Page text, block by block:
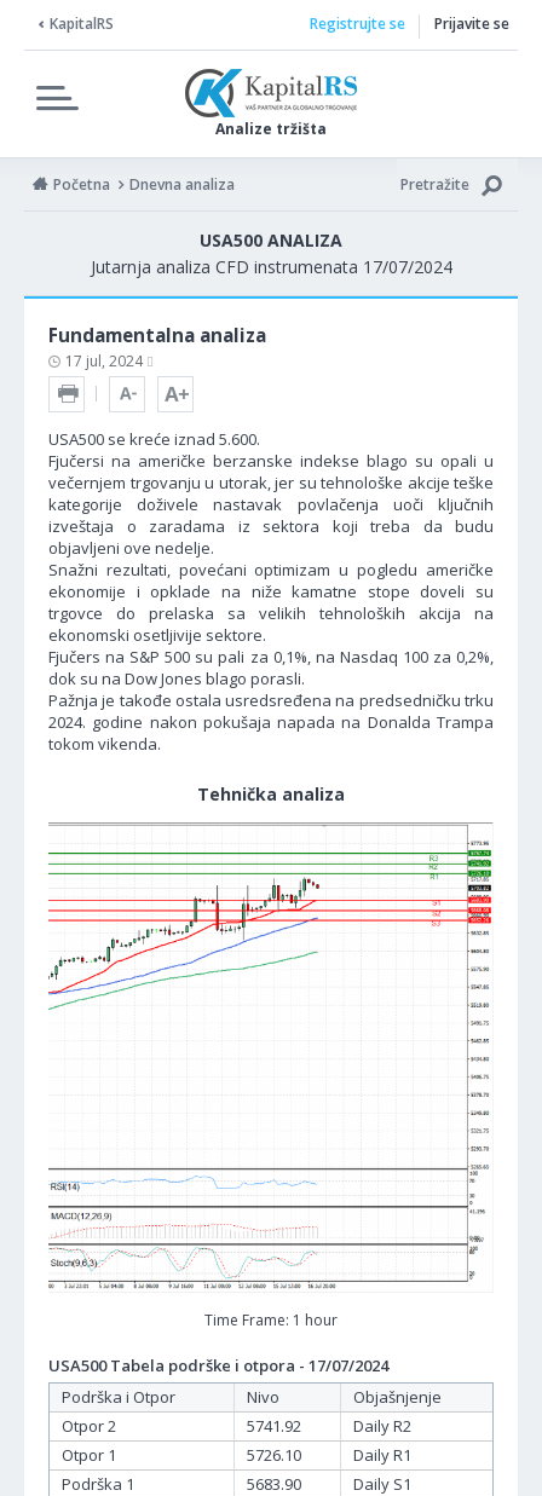
KapitalRS
Analize tržišta
Registrujte se Prijavite se
Početna Dnevna analiza Pretražite
USA500 ANALIZA
Jutarnja analiza CFD instrumenata 17/07/2024
Fundamentalna analiza
17 jul, 2024
USA500 se kreće iznad 5.600.
Fjučersi na američke berzanske indekse blago su opali u
večernjem trgovanju u utorak, jer su tehnološke akcije teške
kategorije doživele nastavak povlačenja uoči ključnih
izveštaja o zaradama iz sektora koji treba da budu
objavljeni ove nedelje.
Snažni rezultati, povećani optimizam u pogledu američke
ekonomije i opklade na niže kamatne stope doveli su
trgovce do prelaska sa velikih tehnoloških akcija na
ekonomski osetljivije sektore.
Fjučers na S&P 500 su pali za 0,1%, na Nasdaq 100 za 0,2%,
dok su na Dow Jones blago porasli.
Pažnja je takođe ostala usredsređena na predsedničku trku
2024. godine nakon pokušaja napada na Donalda Trampa
tokom vikenda.
Tehnička analiza
Time Frame: 1 hour
USA500 Tabela podrške i otpora - 17/07/2024
Podrška i Otpor
Nivo
Objašnjenje
Otpor 2
5741.92
Daily R2
Otpor 1
5726.10
Daily R1
Podrška 1
5683.90
Daily S1